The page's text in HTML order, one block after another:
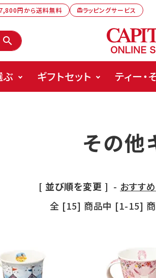
円から送料無料 card_giftcardラッピングサービス
search
ぶ ギフトセット ティー・
その他
[ 並び順を変更 ] - おすす
全 [15] 商品中 [1-15] 商